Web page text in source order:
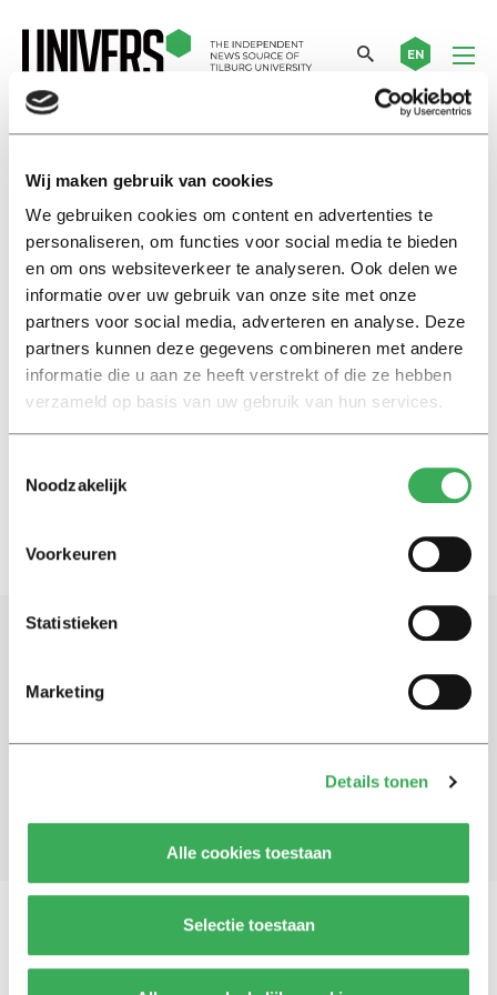
Wij maken gebruik van cookies
We gebruiken cookies om content en advertenties te
personaliseren, om functies voor social media te bieden
en om ons websiteverkeer te analyseren. Ook delen we
informatie over uw gebruik van onze site met onze
partners voor social media, adverteren en analyse. Deze
partners kunnen deze gegevens combineren met andere
informatie die u aan ze heeft verstrekt of die ze hebben
verzameld op basis van uw gebruik van hun services.
Noodzakelijk
Voorkeuren
Statistieken
Marketing
Details tonen
Alle cookies toestaan
Selectie toestaan
EN
Nieuws
Tjerk Timan kritisch op
bodycam agenten
09 januari 2017
De politie is niet je beste vriend
Blijf op de hoogte. Meld je aan voor de nieuwsbrief van
Vragen, opmerkingen of tips?Neem contact met